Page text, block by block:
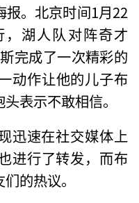
报。北京时间1月22
，湖人队对阵奇才
完成了一次精彩的
动作让他的儿子布
表示不敢相信。
迅速在社交媒体上
进行了转发，而布
的热议。